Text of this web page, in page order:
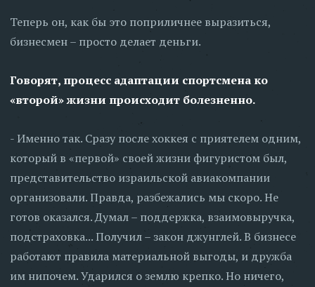
Теперь он, как бы это поприличнее выразиться,
бизнесмен – просто делает деньги.
Говорят, процесс адаптации спортсмена ко
«второй» жизни происходит болезненно.
- Именно так. Сразу после хоккея с приятелем одним,
который в «первой» своей жизни фигуристом был,
представительство израильской авиакомпании
организовали. Правда, разбежались мы скоро. Не
готов оказался. Думал – поддержка, взаимовыручка,
подстраховка... Получил – закон джунглей. В бизнесе
работают правила материальной выгоды, и дружба
им нипочем. Ударился о землю крепко. Но ничего,